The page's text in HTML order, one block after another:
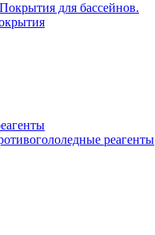
для бассейнов.
реагенты